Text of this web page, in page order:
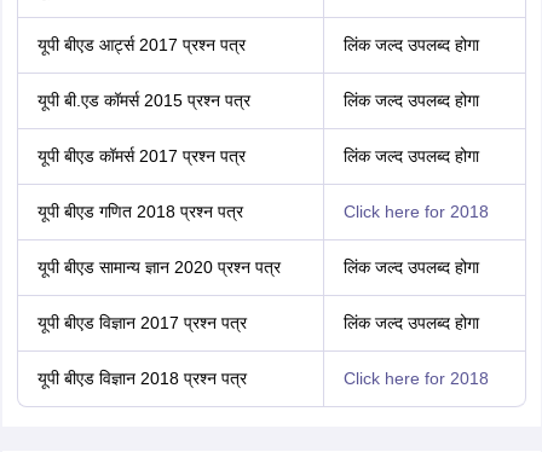
यूपी बीएड आर्ट्स 2017 प्रश्न पत्र लिंक जल्द उपलब्द होगा
यूपी बी.एड कॉमर्स 2015 प्रश्न पत्र लिंक जल्द उपलब्द होगा
यूपी बीएड कॉमर्स 2017 प्रश्न पत्र लिंक जल्द उपलब्द होगा
यूपी बीएड गणित 2018 प्रश्न पत्र Click here for 2018
यूपी बीएड सामान्य ज्ञान 2020 प्रश्न पत्र लिंक जल्द उपलब्द होगा
यूपी बीएड विज्ञान 2017 प्रश्न पत्र लिंक जल्द उपलब्द होगा
यूपी बीएड विज्ञान 2018 प्रश्न पत्र Click here for 2018